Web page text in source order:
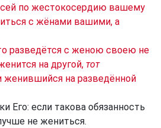
по жестокосердию вашему
с жёнами вашими, а
разведётся с женою своею не
на другой, тот
женившийся на разведённой
Его: если такова обязанность
не жениться.